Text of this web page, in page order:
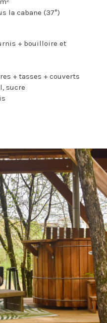
la cabane (37°)
+ bouilloire et
+ tasses + couverts
sucre